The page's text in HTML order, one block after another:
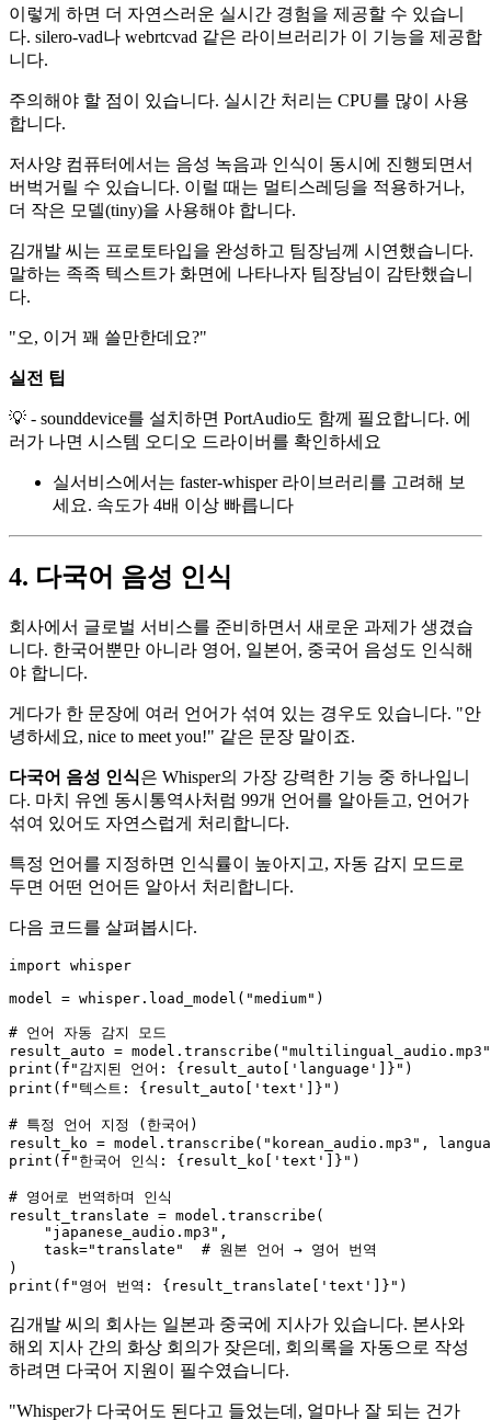
이렇게 하면 더 자연스러운 실시간 경험을 제공할 수 있습니
다. silero-vad나 webrtcvad 같은 라이브러리가 이 기능을 제공합
니다.
주의해야 할 점이 있습니다. 실시간 처리는 CPU를 많이 사용
합니다.
저사양 컴퓨터에서는 음성 녹음과 인식이 동시에 진행되면서
버벅거릴 수 있습니다. 이럴 때는 멀티스레딩을 적용하거나,
더 작은 모델(tiny)을 사용해야 합니다.
김개발 씨는 프로토타입을 완성하고 팀장님께 시연했습니다.
말하는 족족 텍스트가 화면에 나타나자 팀장님이 감탄했습니
다.
"오, 이거 꽤 쓸만한데요?"
실전 팁
💡 - sounddevice를 설치하면 PortAudio도 함께 필요합니다. 에
러가 나면 시스템 오디오 드라이버를 확인하세요
실서비스에서는 faster-whisper 라이브러리를 고려해 보
세요. 속도가 4배 이상 빠릅니다
4. 다국어 음성 인식
회사에서 글로벌 서비스를 준비하면서 새로운 과제가 생겼습
니다. 한국어뿐만 아니라 영어, 일본어, 중국어 음성도 인식해
야 합니다.
게다가 한 문장에 여러 언어가 섞여 있는 경우도 있습니다. "안
녕하세요, nice to meet you!" 같은 문장 말이죠.
다국어 음성 인식은 Whisper의 가장 강력한 기능 중 하나입니
다. 마치 유엔 동시통역사처럼 99개 언어를 알아듣고, 언어가
섞여 있어도 자연스럽게 처리합니다.
특정 언어를 지정하면 인식률이 높아지고, 자동 감지 모드로
두면 어떤 언어든 알아서 처리합니다.
다음 코드를 살펴봅시다.
import whisper
model = whisper.load_model( "medium" )
# 언어 자동 감지 모드
result_auto = model.transcribe( "multilingual_audio.mp3"
print ( f"감지된 언어: {result_auto[ 'language' ]} "
print ( f"텍스트: {result_auto[ 'text' ]} " )
# 특정 언어 지정 (한국어)
result_ko = model.transcribe( "korean_audio.mp3" ,
print ( f"한국어 인식: {result_ko[ 'text' ]} " )
# 영어로 번역하며 인식
result_translate = model.transcribe(
"japanese_audio.mp3" ,
    task=
"translate"
# 원본 언어 → 영어 번역
print ( f"영어 번역: {result_translate[ 'text' ]} "
김개발 씨의 회사는 일본과 중국에 지사가 있습니다. 본사와
해외 지사 간의 화상 회의가 잦은데, 회의록을 자동으로 작성
하려면 다국어 지원이 필수였습니다.
"Whisper가 다국어도 된다고 들었는데, 얼마나 잘 되는 건가